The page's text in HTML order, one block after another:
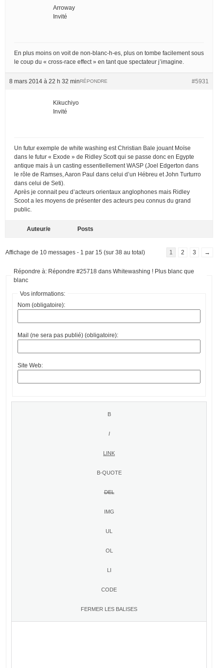
Arroway
Invité
En plus moins on voit de non-blanc-h-es, plus on tombe facilement sous
le coup du « cross-race effect » en tant que spectateur j’imagine.
8 mars 2014 à 22 h 32 min #5931
RÉPONDRE
Kikuchiyo
Invité
Un futur exemple de white washing est Christian Bale jouant Moïse
dans le futur « Exode » de Ridley Scott qui se passe donc en Egypte
antique mais à un casting essentiellement WASP (Joel Edgerton dans
le rôle de Ramses, Aaron Paul dans celui d’un Hébreu et John Turturro
dans celui de Seti).
Après je connait peu d’acteurs orientaux anglophones mais Ridley
Scoot a les moyens de présenter des acteurs peu connus du grand
public.
Auteur/e Posts
Affichage de 10 messages - 1 par 15 (sur 38 au total) 1 2 3 →
Répondre à: Répondre #25718 dans Whitewashing ! Plus blanc que
blanc
Vos informations:
Nom (obligatoire):
Mail (ne sera pas publié) (obligatoire):
Site Web: